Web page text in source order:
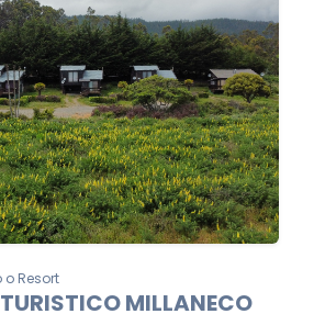
Resort
MILLANECO